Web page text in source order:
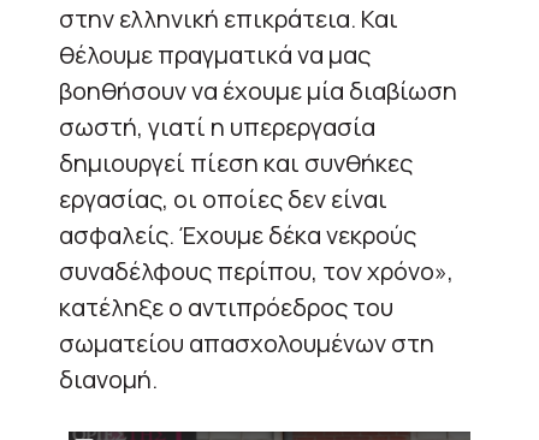
στην ελληνική επικράτεια. Και
θέλουμε πραγματικά να μας
βοηθήσουν να έχουμε μία διαβίωση
σωστή, γιατί η υπερεργασία
δημιουργεί πίεση και συνθήκες
εργασίας, οι οποίες δεν είναι
ασφαλείς. Έχουμε δέκα νεκρούς
συναδέλφους περίπου, τον χρόνο»,
κατέληξε ο αντιπρόεδρος του
σωματείου απασχολουμένων στη
διανομή.